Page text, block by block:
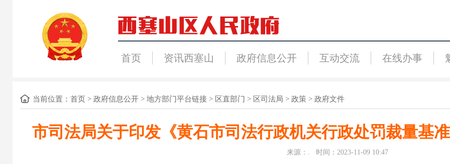
首页 资讯西塞山 政府信息公开 互动交流 在线办事
当前位置： 首页> 政府信息公开> 地方部门平台链接> 区直部门 > 区司法局 > 政策> 政府文件
市司法局关于印发《黄石市司法行政机关行政处罚裁量基
来源：. 时间：2023-11-09 10:47